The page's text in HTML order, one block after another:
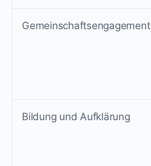
Gemeinschaftsengagement
Bildung und Aufklärung